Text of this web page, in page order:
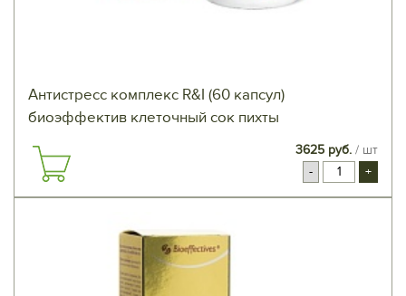
Антистресс комплекс R&I (60 капсул)
биоэффектив клеточный сок пихты
3625 руб. / шт
-
+